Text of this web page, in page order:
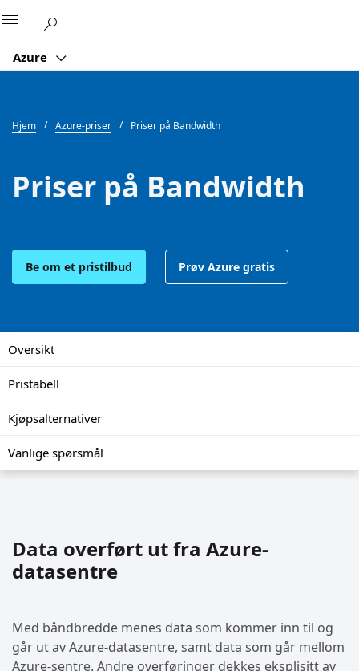
Azure
Hjem Azure-priser Priser på Bandwidth
Priser på Bandwidth
Be om et pristilbud Prøv Azure gratis
Oversikt
Pristabell
Kjøpsalternativer
Vanlige spørsmål
Data overført ut fra Azure-
datasentre
Med båndbredde menes data som kommer inn til og
går ut av Azure-datasentre, samt data som går mellom
Azure-sentre. Andre overføringer dekkes eksplisitt av